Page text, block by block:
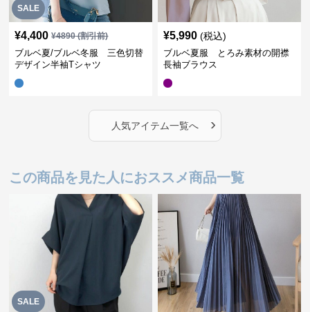
SALE
¥4,400 ¥4890(割引前)
ブルベ夏/ブルベ冬服 三色切替
デザイン半袖Tシャツ
¥5,990 (税込)
ブルベ夏服 とろみ素材の開襟
長袖ブラウス
人気アイテム一覧へ ›
この商品を見た人におススメ商品一覧
SALE